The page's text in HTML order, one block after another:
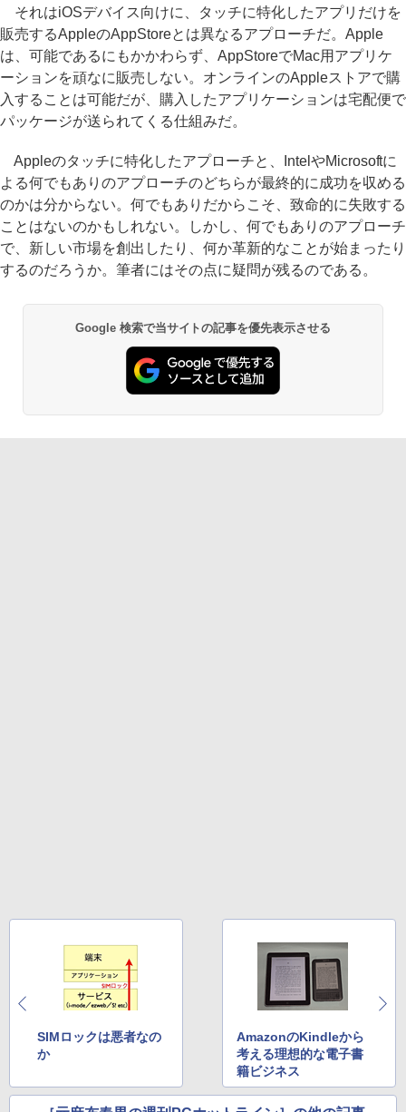
それはiOSデバイス向けに、タッチに特化したアプリだけを
販売するAppleのAppStoreとは異なるアプローチだ。Apple
は、可能であるにもかかわらず、AppStoreでMac用アプリケ
ーションを頑なに販売しない。オンラインのAppleストアで購
入することは可能だが、購入したアプリケーションは宅配便で
パッケージが送られてくる仕組みだ。
Appleのタッチに特化したアプローチと、IntelやMicrosoftに
よる何でもありのアプローチのどちらが最終的に成功を収める
のかは分からない。何でもありだからこそ、致命的に失敗する
ことはないのかもしれない。しかし、何でもありのアプローチ
で、新しい市場を創出したり、何か革新的なことが始まったり
するのだろうか。筆者にはその点に疑問が残るのである。
Google 検索で当サイトの記事を優先表示させる
SIMロックは悪者なの
か
AmazonのKindleから
考える理想的な電子書
籍ビジネス